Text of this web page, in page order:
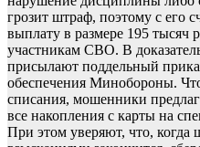
грозит штраф, поэтому с его
выплату в размере 195 тысяч
участникам СВО. В
присылают поддельный
обеспечения Минобороны.
списания, мошенники
все накопления с карты на
При этом уверяют, что,